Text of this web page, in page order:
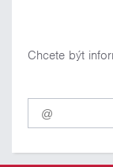
Chcete být
Pro
odběr
našich